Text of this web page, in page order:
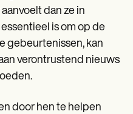
dan ze in
is om op de
gebeurtenissen, kan
verontrustend nieuws
door hen te helpen